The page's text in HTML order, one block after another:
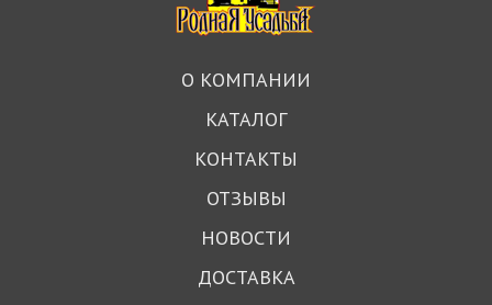
О КОМПАНИИ
КАТАЛОГ
КОНТАКТЫ
ОТЗЫВЫ
НОВОСТИ
ДОСТАВКА